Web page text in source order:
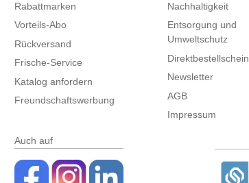
Rabattmarken
Vorteils-Abo
Rückversand
Frische-Service
Katalog anfordern
Freundschaftswerbung
Nachhaltigkeit
Entsorgung und
Umweltschutz
Direktbestellschein
Newsletter
AGB
Impressum
Auch auf